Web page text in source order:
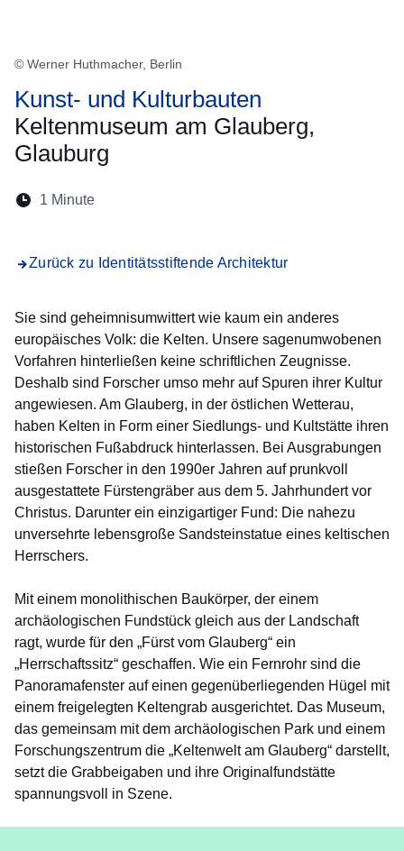
© Werner Huthmacher, Berlin
Kunst- und Kulturbauten
Keltenmuseum am Glauberg,
Glauburg
Lesedauer:
1 Minute
Zurück zu Identitätsstiftende Architektur
Sie sind geheimnisumwittert wie kaum ein anderes
europäisches Volk: die Kelten. Unsere sagenumwobenen
Vorfahren hinterließen keine schriftlichen Zeugnisse.
Deshalb sind Forscher umso mehr auf Spuren ihrer Kultur
angewiesen. Am Glauberg, in der östlichen Wetterau,
haben Kelten in Form einer Siedlungs- und Kultstätte ihren
historischen Fußabdruck hinterlassen. Bei Ausgrabungen
stießen Forscher in den 1990er Jahren auf prunkvoll
ausgestattete Fürstengräber aus dem 5. Jahrhundert vor
Christus. Darunter ein einzigartiger Fund: Die nahezu
unversehrte lebensgroße Sandsteinstatue eines keltischen
Herrschers.
Mit einem monolithischen Baukörper, der einem
archäologischen Fundstück gleich aus der Landschaft
ragt, wurde für den „Fürst vom Glauberg“ ein
„Herrschaftssitz“ geschaffen. Wie ein Fernrohr sind die
Panoramafenster auf einen gegenüberliegenden Hügel mit
einem freigelegten Keltengrab ausgerichtet. Das Museum,
das gemeinsam mit dem archäologischen Park und einem
Forschungszentrum die „Keltenwelt am Glauberg“ darstellt,
setzt die Grabbeigaben und ihre Originalfundstätte
spannungsvoll in Szene.